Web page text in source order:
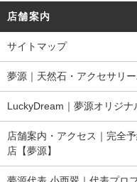
店舗案内
サイトマップ
夢源｜天然石・アクセサリ
LuckyDream｜夢源オリジナ
店舗案内・アクセス｜完全
店【夢源】